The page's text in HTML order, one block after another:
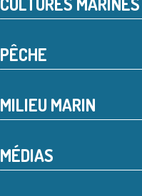
PÊCHE
MILIEU MARIN
MÉDIAS